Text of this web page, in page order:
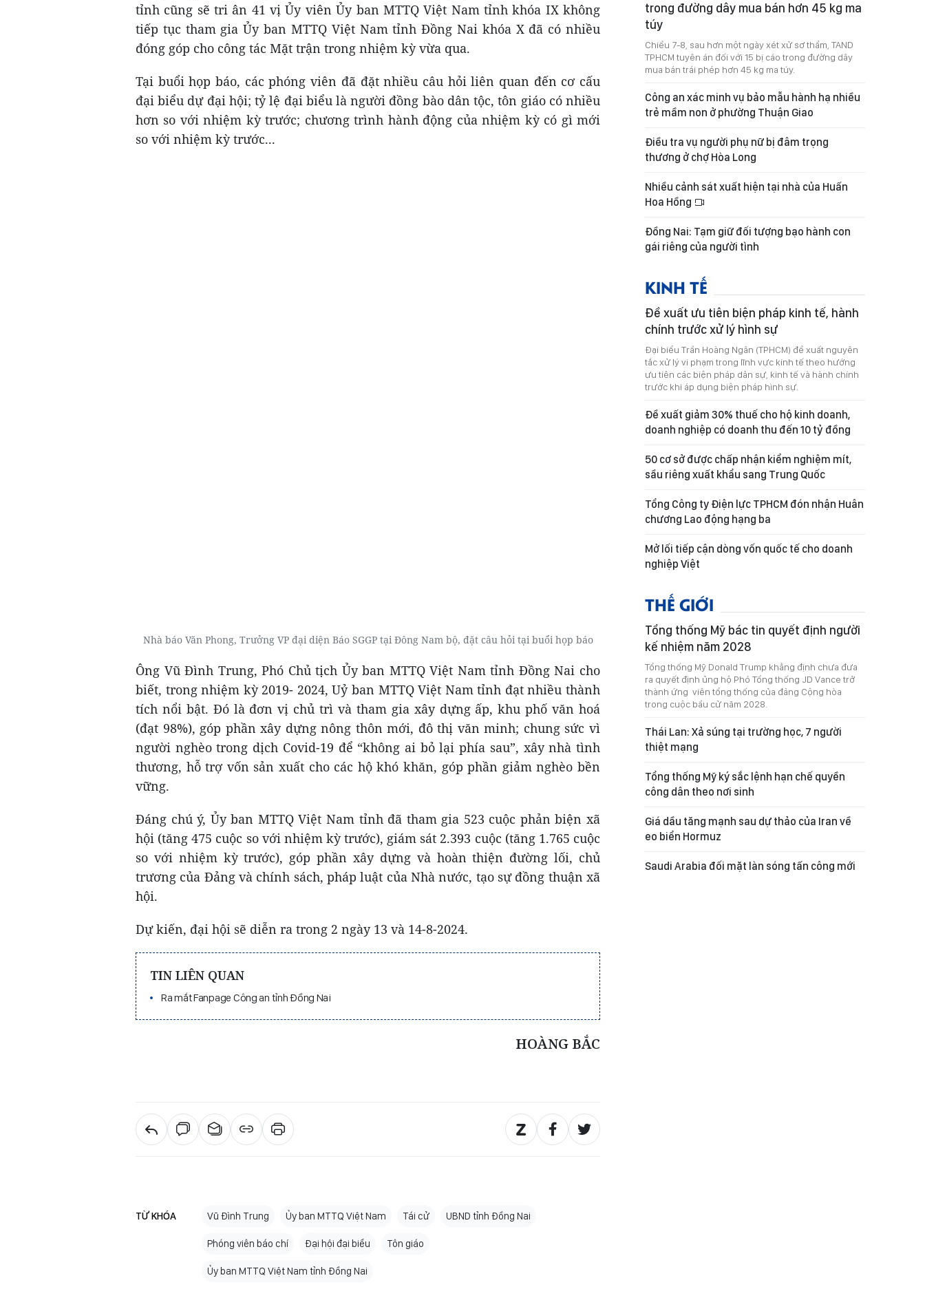
tỉnh cũng sẽ tri ân 41 vị Ủy viên Ủy ban MTTQ Việt Nam tỉnh khóa IX không
tiếp tục tham gia Ủy ban MTTQ Việt Nam tỉnh Đồng Nai khóa X đã có nhiều
đóng góp cho công tác Mặt trận trong nhiệm kỳ vừa qua.
Tại buổi họp báo, các phóng viên đã đặt nhiều câu hỏi liên quan đến cơ cấu
đại biểu dự đại hội; tỷ lệ đại biểu là người đồng bào dân tộc, tôn giáo có nhiều
hơn so với nhiệm kỳ trước; chương trình hành động của nhiệm kỳ có gì mới
so với nhiệm kỳ trước...
Nhà báo Văn Phong, Trưởng VP đại diện Báo SGGP tại Đông Nam bộ, đặt câu hỏi tại buổi họp báo
Ông Vũ Đình Trung, Phó Chủ tịch Ủy ban MTTQ Việt Nam tỉnh Đồng Nai cho
biết, trong nhiệm kỳ 2019- 2024, Uỷ ban MTTQ Việt Nam tỉnh đạt nhiều thành
tích nổi bật. Đó là đơn vị chủ trì và tham gia xây dựng ấp, khu phố văn hoá
(đạt 98%), góp phần xây dựng nông thôn mới, đô thị văn minh; chung sức vì
người nghèo trong dịch Covid-19 để “không ai bỏ lại phía sau”, xây nhà tình
thương, hỗ trợ vốn sản xuất cho các hộ khó khăn, góp phần giảm nghèo bền
vững.
Đáng chú ý, Ủy ban MTTQ Việt Nam tỉnh đã tham gia 523 cuộc phản biện xã
hội (tăng 475 cuộc so với nhiệm kỳ trước), giám sát 2.393 cuộc (tăng 1.765 cuộc
so với nhiệm kỳ trước), góp phần xây dựng và hoàn thiện đường lối, chủ
trương của Đảng và chính sách, pháp luật của Nhà nước, tạo sự đồng thuận xã
hội.
Dự kiến, đại hội sẽ diễn ra trong 2 ngày 13 và 14-8-2024.
TIN LIÊN QUAN
Ra mắt Fanpage Công an tỉnh Đồng Nai
HOÀNG BẮC
TỪ KHÓA Vũ Đình Trung Ủy ban MTTQ Việt Nam Tái cử UBND tỉnh Đồng Nai
Phóng viên báo chí Đại hội đại biểu Tôn giáo
Ủy ban MTTQ Việt Nam tỉnh Đồng Nai
trong đường dây mua bán hơn 45 kg ma
túy
Chiều 7-8, sau hơn một ngày xét xử sơ thẩm, TAND
TPHCM tuyên án đối với 15 bị cáo trong đường dây
mua bán trái phép hơn 45 kg ma túy.
Công an xác minh vụ bảo mẫu hành hạ nhiều
trẻ mầm non ở phường Thuận Giao
Điều tra vụ người phụ nữ bị đâm trọng
thương ở chợ Hòa Long
Nhiều cảnh sát xuất hiện tại nhà của Huấn
Hoa Hồng
Đồng Nai: Tạm giữ đối tượng bạo hành con
gái riêng của người tình
KINH TẾ
Đề xuất ưu tiên biện pháp kinh tế, hành
chính trước xử lý hình sự
Đại biểu Trần Hoàng Ngân (TPHCM) đề xuất nguyên
tắc xử lý vi phạm trong lĩnh vực kinh tế theo hướng
ưu tiên các biện pháp dân sự, kinh tế và hành chính
trước khi áp dụng biện pháp hình sự.
Đề xuất giảm 30% thuế cho hộ kinh doanh,
doanh nghiệp có doanh thu đến 10 tỷ đồng
50 cơ sở được chấp nhận kiểm nghiệm mít,
sầu riêng xuất khẩu sang Trung Quốc
Tổng Công ty Điện lực TPHCM đón nhận Huân
chương Lao động hạng ba
Mở lối tiếp cận dòng vốn quốc tế cho doanh
nghiệp Việt
THẾ GIỚI
Tổng thống Mỹ bác tin quyết định người
kế nhiệm năm 2028
Tổng thống Mỹ Donald Trump khẳng định chưa đưa
ra quyết định ủng hộ Phó Tổng thống JD Vance trở
thành ứng viên tổng thống của đảng Cộng hòa
trong cuộc bầu cử năm 2028.
Thái Lan: Xả súng tại trường học, 7 người
thiệt mạng
Tổng thống Mỹ ký sắc lệnh hạn chế quyền
công dân theo nơi sinh
Giá dầu tăng mạnh sau dự thảo của Iran về
eo biển Hormuz
Saudi Arabia đối mặt làn sóng tấn công mới